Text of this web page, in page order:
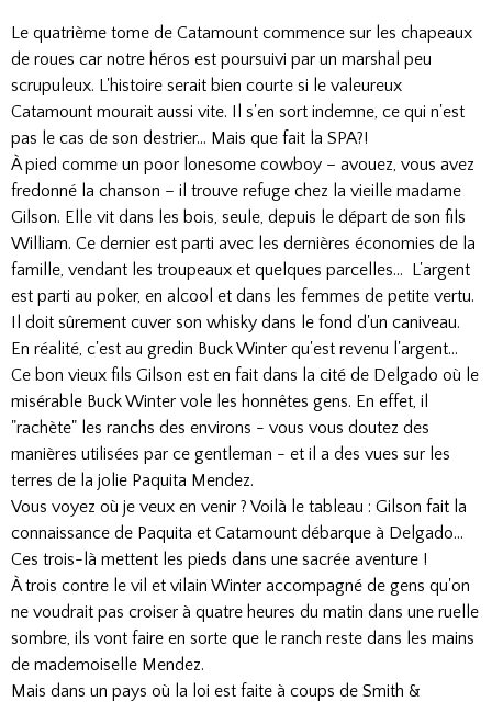
Le quatrième tome de Catamount commence sur les chapeaux
de roues car notre héros est poursuivi par un marshal peu
scrupuleux. L'histoire serait bien courte si le valeureux
Catamount mourait aussi vite. Il s'en sort indemne, ce qui n'est
pas le cas de son destrier... Mais que fait la SPA?!
À pied comme un poor lonesome cowboy – avouez, vous avez
fredonné la chanson – il trouve refuge chez la vieille madame
Gilson. Elle vit dans les bois, seule, depuis le départ de son fils
William. Ce dernier est parti avec les dernières économies de la
famille, vendant les troupeaux et quelques parcelles... L'argent
est parti au poker, en alcool et dans les femmes de petite vertu.
Il doit sûrement cuver son whisky dans le fond d'un caniveau.
En réalité, c'est au gredin Buck Winter qu'est revenu l'argent...
Ce bon vieux fils Gilson est en fait dans la cité de Delgado où le
misérable Buck Winter vole les honnêtes gens. En effet, il
"rachète" les ranchs des environs - vous vous doutez des
manières utilisées par ce gentleman - et il a des vues sur les
terres de la jolie Paquita Mendez.
Vous voyez où je veux en venir ? Voilà le tableau : Gilson fait la
connaissance de Paquita et Catamount débarque à Delgado...
Ces trois-là mettent les pieds dans une sacrée aventure !
À trois contre le vil et vilain Winter accompagné de gens qu'on
ne voudrait pas croiser à quatre heures du matin dans une ruelle
sombre, ils vont faire en sorte que le ranch reste dans les mains
de mademoiselle Mendez.
Mais dans un pays où la loi est faite à coups de Smith &